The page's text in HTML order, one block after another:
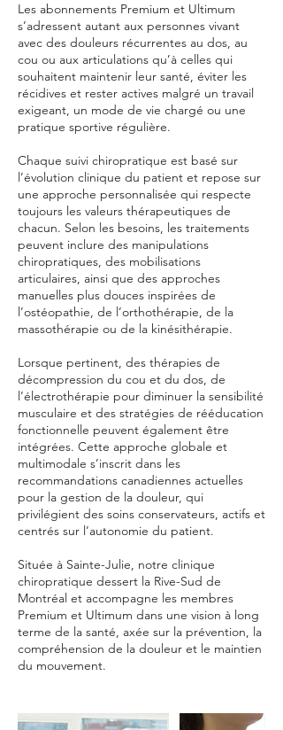
Les abonnements Premium et Ultimum
s’adressent autant aux personnes vivant
avec des douleurs récurrentes au dos, au
cou ou aux articulations qu’à celles qui
souhaitent maintenir leur santé, éviter les
récidives et rester actives malgré un travail
exigeant, un mode de vie chargé ou une
pratique sportive régulière.
Chaque suivi chiropratique est basé sur
l’évolution clinique du patient et repose sur
une approche personnalisée qui respecte
toujours les valeurs thérapeutiques de
chacun. Selon les besoins, les traitements
peuvent inclure des manipulations
chiropratiques, des mobilisations
articulaires, ainsi que des approches
manuelles plus douces inspirées de
l’ostéopathie, de l’orthothérapie, de la
massothérapie ou de la kinésithérapie.
Lorsque pertinent, des thérapies de
décompression du cou et du dos, de
l’électrothérapie pour diminuer la sensibilité
musculaire et des stratégies de rééducation
fonctionnelle peuvent également être
intégrées. Cette approche globale et
multimodale s’inscrit dans les
recommandations canadiennes actuelles
pour la gestion de la douleur, qui
privilégient des soins conservateurs, actifs et
centrés sur l’autonomie du patient.
Située à Sainte-Julie, notre clinique
chiropratique dessert la Rive-Sud de
Montréal et accompagne les membres
Premium et Ultimum dans une vision à long
terme de la santé, axée sur la prévention, la
compréhension de la douleur et le maintien
du mouvement.